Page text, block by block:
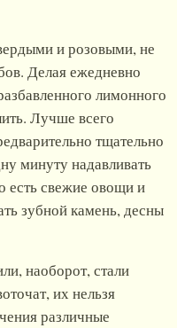
и розовыми, не
Делая ежедневно
лимонного
Лучше всего
тщательно
минуту надавливать
есть свежие овощи и
зубной камень, десны
наоборот, стали
их нельзя
различные